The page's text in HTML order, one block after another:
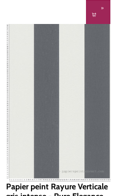
Papier peint Rayure Verticale